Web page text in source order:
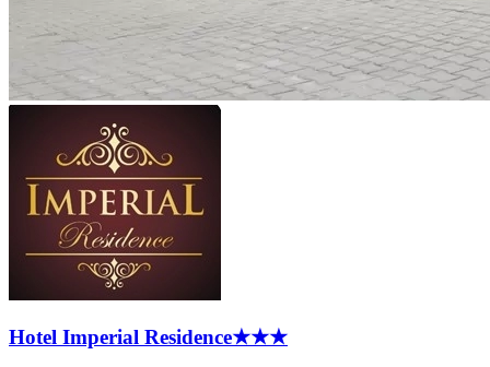
Hotel Imperial Residence★★★